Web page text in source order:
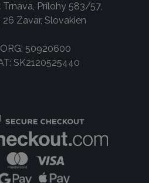
Trnava, Prílohy 583/57,
26 Zavar, Slovakien
ORG: 50920600
SK2120525440